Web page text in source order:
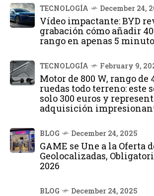
TECNOLOGÍA December 24,
Vídeo impactante: BYD
grabación cómo añadir
rango en apenas 5
TECNOLOGÍA February 9,
Motor de 800 W, rango de
ruedas todo terreno: este
solo 300 euros y
adquisición
BLOG December 24, 2025
GAME se Une a la Oferta
Geolocalizadas,
2026
BLOG December 24, 2025